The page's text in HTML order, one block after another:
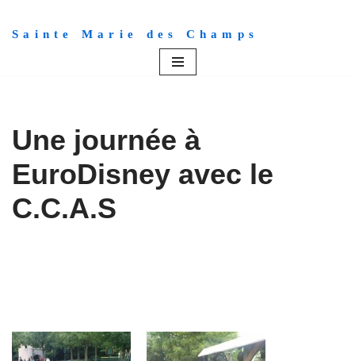
Aller
Sainte Marie des Champs
Une journée à
EuroDisney avec le
C.C.A.S